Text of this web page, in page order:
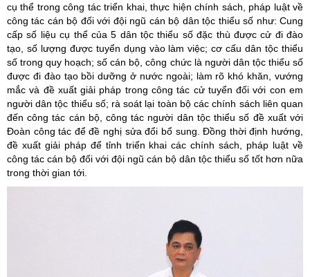
cụ thể trong công tác triển khai, thực hiện chính sách, pháp luật về
công tác cán bộ đối với đội ngũ cán bộ dân tộc thiểu số như: Cung
cấp số liệu cụ thể của 5 dân tộc thiểu số đặc thù được cử đi đào
tạo, số lượng được tuyển dụng vào làm việc; cơ cấu dân tộc thiểu
số trong quy hoạch; số cán bộ, công chức là người dân tộc thiểu số
được đi đào tạo bồi dưỡng ở nước ngoài; làm rõ khó khăn, vướng
mắc và đề xuất giải pháp trong công tác cử tuyển đối với con em
người dân tộc thiểu số; rà soát lại toàn bộ các chính sách liên quan
đến công tác cán bộ, công tác người dân tộc thiểu số đề xuất với
Đoàn công tác để đề nghị sửa đổi bổ sung. Đồng thời định hướng,
đề xuất giải pháp để tỉnh triển khai các chính sách, pháp luật về
công tác cán bộ đối với đội ngũ cán bộ dân tộc thiểu số tốt hơn nữa
trong thời gian tới.